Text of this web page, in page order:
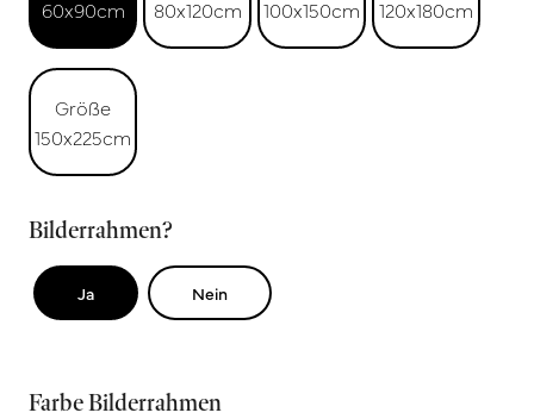
60x90cm
80x120cm
100x150cm
120x180cm
Größe
150x225cm
Bilderrahmen?
Ja Nein
Farbe Bilderrahmen